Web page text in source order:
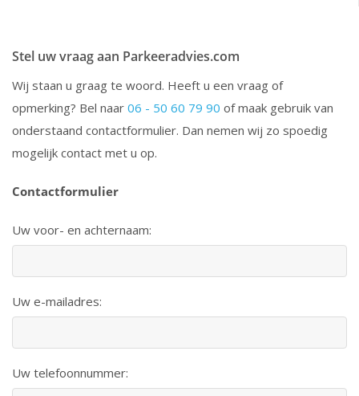
Stel uw vraag aan Parkeeradvies.com
Wij staan u graag te woord. Heeft u een vraag of
opmerking? Bel naar 06 - 50 60 79 90 of maak gebruik van
onderstaand contactformulier. Dan nemen wij zo spoedig
mogelijk contact met u op.
Contactformulier
Uw voor- en achternaam:
Uw e-mailadres:
Uw telefoonnummer: